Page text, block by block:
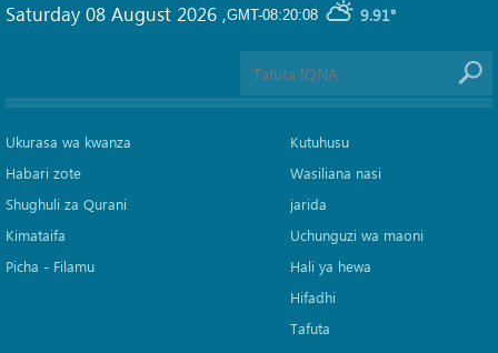
GMT-08:20:08 9.91°
Saturday 08 August 2026 ,
Ukurasa wa kwanza
Habari zote
Shughuli za Qurani
Kimataifa
Picha‎ - Filamu‎
Kutuhusu
Wasiliana nasi
jarida
Uchunguzi wa maoni
Hali ya hewa
Hifadhi
Tafuta